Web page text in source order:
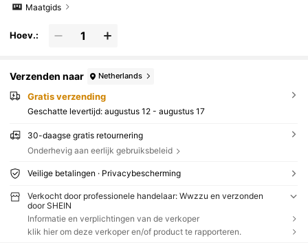
Maatgids
Hoev.:
Verzenden naar Netherlands
Gratis verzending
Geschatte levertijd: augustus 12 - augustus 17
30-daagse gratis retournering
Onderhevig aan eerlijk gebruiksbeleid
Veilige betalingen · Privacybescherming
Verkocht door professionele handelaar: Wwzzu en verzonden
door SHEIN
Informatie en verplichtingen van de verkoper
klik hier om deze verkoper en/of product te rapporteren.